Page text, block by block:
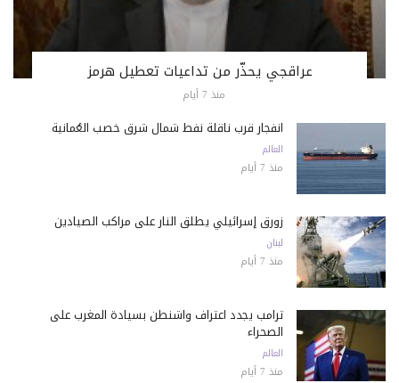
عراقجي يحذّر من تداعيات تعطيل هرمز
منذ 7 أيام
انفجار قرب ناقلة نفط شمال شرق خصب العُمانية
العالم
منذ 7 أيام
زورق إسرائيلي يطلق النار على مراكب الصيادين
لبنان
منذ 7 أيام
ترامب يجدد اعتراف واشنطن بسيادة المغرب على
الصحراء
العالم
منذ 7 أيام